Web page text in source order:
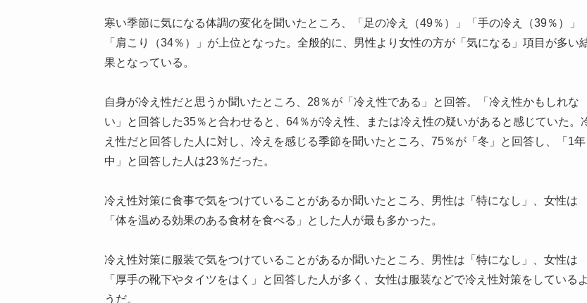
寒い季節に気になる体調の変化を聞いたところ、「足の冷え（49％）」「手の冷え（39％）」
「肩こり（34％）」が上位となった。全般的に、男性より女性の方が「気になる」項目が多い
果となっている。
自身が冷え性だと思うか聞いたところ、28％が「冷え性である」と回答。「冷え性かもしれな
い」と回答した35％と合わせると、64％が冷え性、または冷え性の疑いがあると感じていた。
え性だと回答した人に対し、冷えを感じる季節を聞いたところ、75％が「冬」と回答し、「1年
中」と回答した人は23％だった。
冷え性対策に食事で気をつけていることがあるか聞いたところ、男性は「特になし」、女性は
「体を温める効果のある食材を食べる」とした人が最も多かった。
冷え性対策に服装で気をつけていることがあるか聞いたところ、男性は「特になし」、女性は
「厚手の靴下やタイツをはく」と回答した人が多く、女性は服装などで冷え性対策をしているよ
うだ。